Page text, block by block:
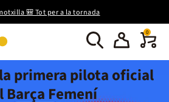
🎒 Tot per a la tornada
0
primera pilota oficial
Barça Femení